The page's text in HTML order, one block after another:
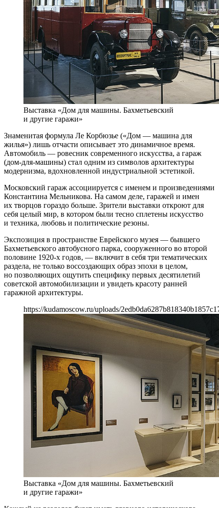
Выставка «Дом для машины. Бахметьевский
и другие гаражи»
Знаменитая формула Ле Корбюзье («Дом — машина для
жилья») лишь отчасти описывает это динамичное время.
Автомобиль — ровесник современного искусства, а гараж
(дом-для-машины) стал одним из символов архитектуры
модернизма, вдохновленной индустриальной эстетикой.
Московский гараж ассоциируется с именем и произведениями
Константина Мельникова. На самом деле, гаражей и имен
их творцов гораздо больше. Зрители выставки откроют для
себя целый мир, в котором были тесно сплетены искусство
и техника, любовь и политические резоны.
Экспозиция в пространстве Еврейского музея — бывшего
Бахметьевского автобусного парка, сооруженного во второй
половине 1920-х годов, — включит в себя три тематических
раздела, не только воссоздающих образ эпохи в целом,
но позволяющих ощутить специфику первых десятилетий
советской автомобилизации и увидеть красоту ранней
гаражной архитектуры.
https://kudamoscow.ru/uploads/
Выставка «Дом для машины. Бахметьевский
и другие гаражи»